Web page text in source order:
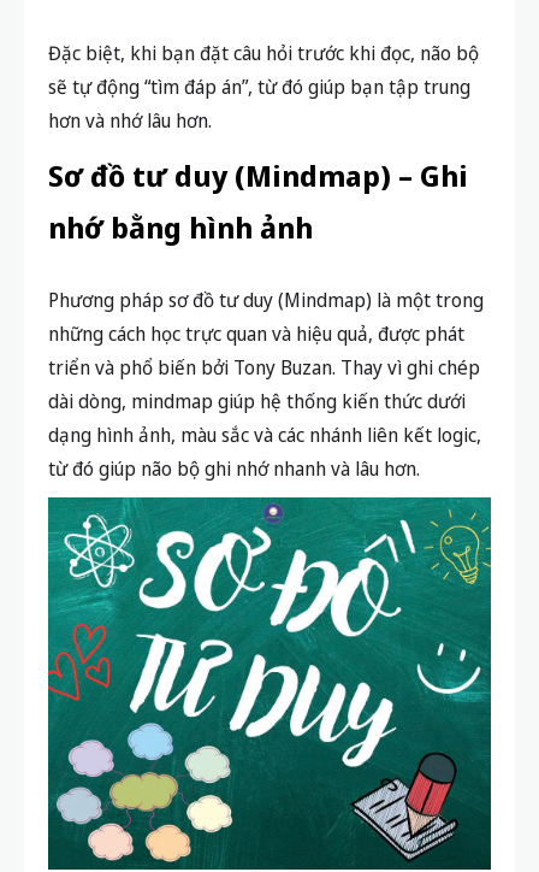
Đặc biệt, khi bạn đặt câu hỏi trước khi đọc, não bộ
sẽ tự động “tìm đáp án”, từ đó giúp bạntập trung
hơn và nhớ lâu hơn.
Sơ đồ tư duy (Mindmap) – Ghi
nhớ bằng hình ảnh
Phương pháp sơ đồ tư duy (Mindmap) là một trong
những cách học trực quan và hiệu quả, được phát
triển và phổ biến bởi Tony Buzan. Thay vì ghi chép
dài dòng, mindmap giúp hệ thống kiến thức dưới
dạng hình ảnh, màu sắc và các nhánh liên kết logic,
từ đó giúp não bộ ghi nhớ nhanh và lâu hơn.